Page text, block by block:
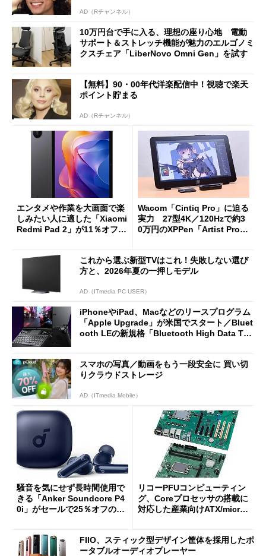
AD（Rチャンネル）
10万円台で手に入る、理想の座り心地 電動
サポート＆ストレッチ機能が魅力のエルゴノミ
クスチェア「LiberNovo Omni Gen」を試す
【無料】90・00年代洋楽配信中！視聴で楽天
ポイント貯まる
AD（Rチャンネル）
エンタメや作業を大画面で楽
しみたい人に適した「Xiaomi
Redmi Pad 2」が11％オフの
Wacom「Cintiq Pro」に迫る
実力 27型4K／120Hzで約3
0万円のXPPen「Artist Pro 2
これから選ぶ新型TVはこれ！失敗しない選び
方と、2026年夏の一押しモデル
AD（ITmedia PC USER）
iPhoneやiPad、Macなどのリースプログラム
「Apple Upgrade」が米国でスタート／Bluet
ooth LEの新規格「Bluetooth High Data Thr
スマホの写真／動画をもう一段安全に 買い切
りクラウドストレージ
AD（ITmedia Mobile）
騒音を気にせず長時間使用で
きる「Anker Soundcore P4
0i」がセールで25％オフの59
リコーPFUコンピューティン
グ、Coreプロセッサの搭載に
対応した産業向けATX/micro
FIIO、スティック型デザイン筐体を採用したポ
ータブルオーディオプレーヤー